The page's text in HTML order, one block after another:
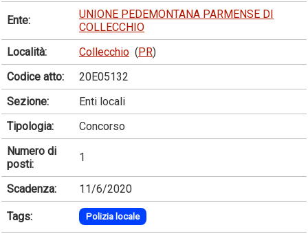
Ente:
UNIONE PEDEMONTANA PARMENSE DI
COLLECCHIO
Località:
Collecchio (PR)
Codice atto:
20E05132
Sezione:
Enti locali
Tipologia:
Concorso
Numero di
posti:
1
Scadenza: 11/6/2020
Tags: Polizia locale